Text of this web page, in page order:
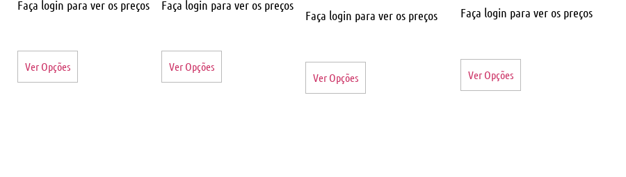
Faça login para ver os preços
Ver Opções
Faça login para ver os preços
Ver Opções
Faça login para ver os preços
Ver Opções
Faça login para ver os preços
Ver Opções